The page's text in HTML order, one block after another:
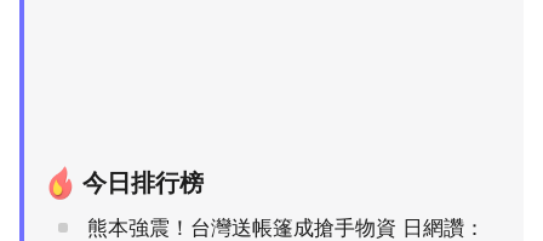
今日排行榜
熊本強震！台灣送帳篷成搶手物資 日網讚：